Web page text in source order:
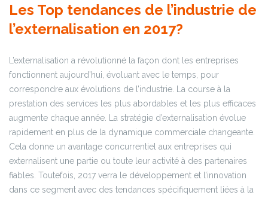
Les Top tendances de l’industrie de
l’externalisation en 2017?
L’externalisation a révolutionné la façon dont les entreprises
fonctionnent aujourd’hui, évoluant avec le temps, pour
correspondre aux évolutions de l’industrie. La course à la
prestation des services les plus abordables et les plus efficaces
augmente chaque année. La stratégie d’externalisation évolue
rapidement en plus de la dynamique commerciale changeante.
Cela donne un avantage concurrentiel aux entreprises qui
externalisent une partie ou toute leur activité à des partenaires
fiables. Toutefois, 2017 verra le développement et l’innovation
dans ce segment avec des tendances spécifiquement liées à la